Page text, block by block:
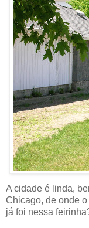
A cidade é linda,
Chicago, de onde
já foi nessa